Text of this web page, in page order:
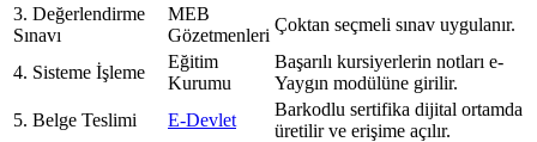
3. Değerlendirme
Sınavı
MEB
Gözetmenleri
Çoktan seçmeli sınav uygulanır.
4. Sisteme İşleme
Eğitim
Kurumu
Başarılı kursiyerlerin notları e-
Yaygın modülüne girilir.
5. Belge Teslimi
E-Devlet
Barkodlu sertifika dijital ortamda
üretilir ve erişime açılır.